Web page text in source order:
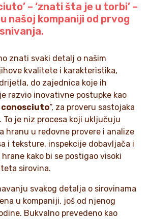
– ‘znati šta je u torbi’ –
našoj kompaniji od prvog
znati svaki detalj o našim
kvalitete i karakteristika,
do zajednica koje ih
razvio inovativne postupke kao
conosciuto“, za proveru sastojaka
To je niz procesa koji uključuju
hranu u redovne provere i analize
i teksture, inspekcije dobavljača i
kako bi se postigao visoki
sirovina.
svakog detalja o sirovinama
u kompaniji, još od njenog
Bukvalno prevedeno kao